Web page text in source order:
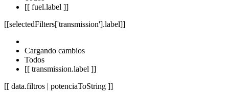
[[ fuel.label ]]
[[selectedFilters['transmission'].label]]
Cargando cambios
Todos
[[ transmission.label ]]
[[ data.filtros | potenciaToString ]]